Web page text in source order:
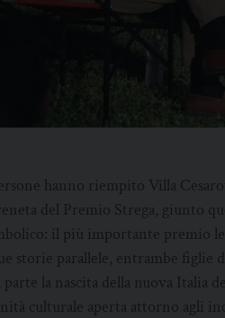
hanno riempito Villa
del Premio Strega, giunto
il più importante premio
storie parallele, entrambe figlie
la nascita della nuova Italia
culturale aperta attorno agli